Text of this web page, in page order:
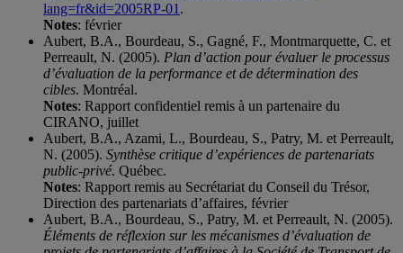
lang=fr&id=2005RP-01 .
Notes: février
Aubert, B.A., Bourdeau, S., Gagné, F., Montmarquette, C. et
Perreault, N. (2005). Plan d’action pour évaluer le processus
d’évaluation de la performance et de détermination des
cibles. Montréal.
Notes: Rapport confidentiel remis à un partenaire du
CIRANO, juillet
Aubert, B.A., Azami, L., Bourdeau, S., Patry, M. et Perreault,
N. (2005). Synthèse critique d’expériences de partenariats
public-privé. Québec.
Notes: Rapport remis au Secrétariat du Conseil du Trésor,
Direction des partenariats d’affaires, février
Aubert, B.A., Bourdeau, S., Patry, M. et Perreault, N. (2005).
Éléments de réflexion sur les mécanismes d’évaluation de